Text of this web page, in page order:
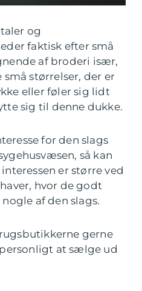
og
faktisk efter små
af broderi især,
størrelser, der er
eller føler sig lidt
sig til denne dukke.
for den slags
så kan
er større ved
hvor de godt
af den slags.
gerne
at sælge ud